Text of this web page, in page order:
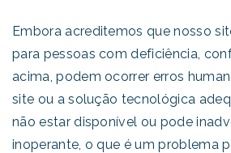
Embora acreditemos que nosso
para pessoas com deficiência,
acima, podem ocorrer erros
site ou a solução tecnológica
não estar disponível ou pode
inoperante, o que é um problema